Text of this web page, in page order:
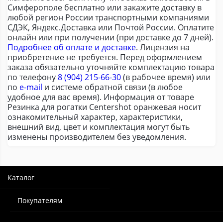
Симферополе бесплатно или закажите доставку в
любой регион России транспортными компаниями
СДЭК, Яндекс.Доставка или Почтой России. Оплатите
онлайн или при получении (при доставке до 7 дней).
Подробнее об оплате и доставке. Лицензия на
приобретение не требуется. Перед оформлением
заказа обязательно уточняйте комплектацию товара
по телефону8 (904) 215-66-30(в рабочее время) или
по e-mail и системе обратной связи (в любое
удобное для вас время). Информация от товаре
Резинка для рогатки Centershot оранжевая носит
ознакомительный характер, характеристики,
внешний вид, цвет и комплектация могут быть
изменены производителем без уведомления.
Каталог
Покупателям